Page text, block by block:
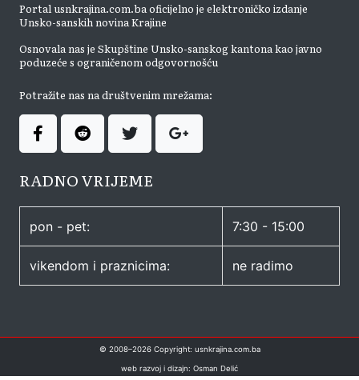
Portal usnkrajina.com.ba oficijelno je elektroničko izdanje
Unsko-sanskih novina Krajine
Osnovala nas je Skupštine Unsko-sanskog kantona kao javno
poduzeće s ograničenom odgovornošću
Potražite nas na društvenim mrežama:
RADNO VRIJEME
pon - pet: 7:30 - 15:00
vikendom i praznicima: ne radimo
© 2008–2026Copyright: usnkrajina.com.ba
web razvoj i dizajn: Osman Delić